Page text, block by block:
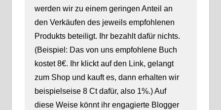
werden wir zu einem geringen Anteil an
den Verkäufen des jeweils empfohlenen
Produkts beteiligt. Ihr bezahlt dafür nichts.
(Beispiel: Das von uns empfohlene Buch
kostet 8€. Ihr klickt auf den Link, gelangt
zum Shop und kauft es, dann erhalten wir
beispielseise 8 Ct dafür, also 1%.) Auf
diese Weise könnt ihr engagierte Blogger